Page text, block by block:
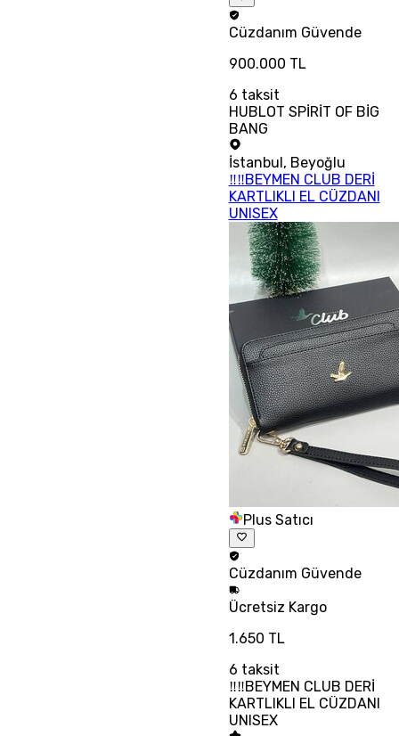
Cüzdanım Güvende
900.000 TL
6 taksit
HUBLOT SPİRİT OF BİG
BANG
İstanbul, Beyoğlu
‼‼BEYMEN CLUB DERİ
KARTLIKLI EL CÜZDANI
UNISEX
Plus Satıcı
Cüzdanım Güvende
Ücretsiz Kargo
1.650 TL
6 taksit
‼‼BEYMEN CLUB DERİ
KARTLIKLI EL CÜZDANI
UNISEX